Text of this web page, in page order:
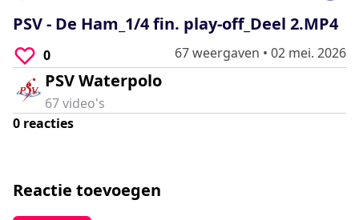
seconds
PSV - De Ham_1/4 fin. play-off_Deel 2.MP4
0 67 weergaven • 02 mei. 2026
PSV Waterpolo
67video's
0 reacties
Reactie toevoegen